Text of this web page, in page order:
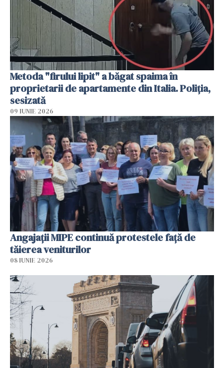
Metoda "firului lipit" a băgat spaima în
proprietarii de apartamente din Italia. Poliția,
sesizată
09 IUNIE 2026
Angajaţii MIPE continuă protestele faţă de
tăierea veniturilor
08 IUNIE 2026